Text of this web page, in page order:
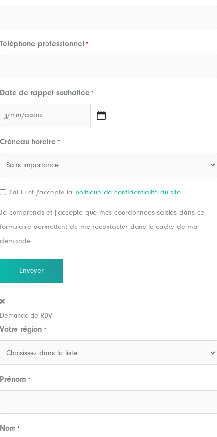
Téléphone professionnel *
Date de rappel souhaitée *
slash
AAAA
Créneau horaire *
RGPDJ'ai lu et j'accepte la politique de confidentialité du site
Je comprends et j'accepte que mes coordonnées saisies dans ce
formulaire permettent de me recontacter dans le cadre de ma
demande.
Demande de RDV
Votre région *
Prénom *
Nom *